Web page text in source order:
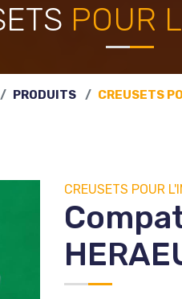
POUR
PRODUITS CREUSETS
CREUSETS POUR